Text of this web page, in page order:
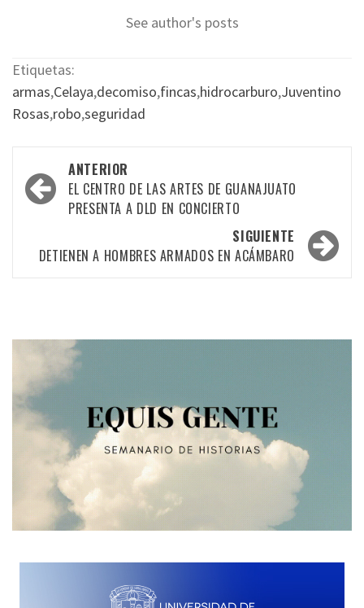
See author's posts
Etiquetas:
armas,Celaya,decomiso,fincas,hidrocarburo,Juventino
Rosas,robo,seguridad
Navegación
por
entradas
ANTERIOR
EL CENTRO DE LAS ARTES DE GUANAJUATO
PRESENTA A DLD EN CONCIERTO
SIGUIENTE
DETIENEN A HOMBRES ARMADOS EN ACÁMBARO